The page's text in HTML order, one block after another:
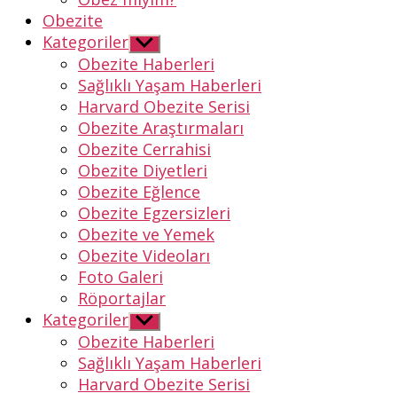
Obezite
Kategoriler Alt
menüyü
göster
Obezite Haberleri
Sağlıklı Yaşam Haberleri
Harvard Obezite Serisi
Obezite Araştırmaları
Obezite Cerrahisi
Obezite Diyetleri
Obezite Eğlence
Obezite Egzersizleri
Obezite ve Yemek
Obezite Videoları
Foto Galeri
Röportajlar
Kategoriler Alt
menüyü
göster
Obezite Haberleri
Sağlıklı Yaşam Haberleri
Harvard Obezite Serisi